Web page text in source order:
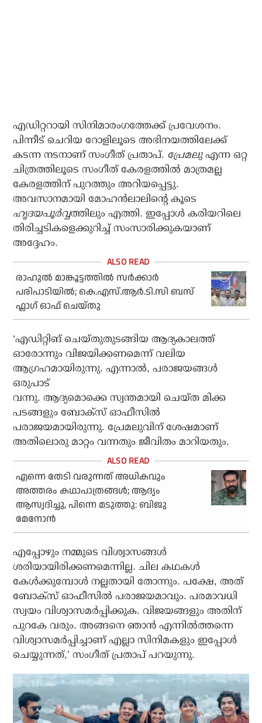
എഡിറ്ററായി സിനിമാരംഗത്തേക്ക് പ്രവേശനം.
പിന്നീട് ചെറിയ റോളിലൂടെ അഭിനയത്തിലേക്ക്
കടന്ന നടനാണ് സംഗീത് പ്രതാപ്. പ്രേമലുഎന്ന ഒറ്റ
ചിത്രത്തിലൂടെ സംഗീത് കേരളത്തിൽ മാത്രമല്ല
കേരളത്തിന് പുറത്തും അറിയപ്പെട്ടു.
അവസാനമായി മോഹൻലാലിന്റെ കൂടെ
ഹൃദയപൂർവ്വത്തിലും എത്തി. ഇപ്പോൾ കരിയറിലെ
തിരിച്ചടികളെക്കുറിച്ച് സംസാരിക്കുകയാണ്
അദ്ദേഹം.
രാഹുല്‍ മാങ്കൂട്ടത്തില്‍ സര്‍ക്കാര്‍
പരിപാടിയില്‍; കെ.എസ്.ആര്‍.ടി.സി ബസ്
ഫ്ലാഗ് ഓഫ് ചെയ്തു
‘എഡിറ്റിങ് ചെയ്തുതുടങ്ങിയ ആദ്യകാലത്ത്
ഓരോന്നും വിജയിക്കണമെന്ന് വലിയ
ആഗ്രഹമായിരുന്നു. എന്നാൽ, പരാജയങ്ങൾ
ഒരുപാട്
വന്നു. ആദ്യമൊക്കെ സ്വന്തമായി ചെയ്ത മിക്ക
പടങ്ങളും ബോക്സ് ഓഫീസിൽ
പരാജയമായിരുന്നു. പ്രേമലുവിന് ശേഷമാണ്
അതിലൊരു മാറ്റം വന്നതും ജീവിതം മാറിയതും.
എന്നെ തേടി വരുന്നത് അധികവും
അത്തരം കഥാപാത്രങ്ങൾ; ആദ്യം
ആസ്വദിച്ചു, പിന്നെ മടുത്തു: ബിജു
മേനോൻ
എപ്പോഴും നമ്മുടെ വിശ്വാസങ്ങൾ
ശരിയായിരിക്കണമെന്നില്ല. ചില കഥകൾ
കേൾക്കുമ്പോൾ നല്ലതായി തോന്നും. പക്ഷേ, അത്
ബോക്‌സ് ഓഫീസിൽ പരാജയമാവും. പരമാവധി
സ്വയം വിശ്വാസമർപ്പിക്കുക. വിജയങ്ങളും അതിന്
പുറകേ വരും. അങ്ങനെ ഞാൻ എന്നിൽത്തന്നെ
വിശ്വാസമർപ്പിച്ചാണ് എല്ലാ സിനിമകളും ഇപ്പോൾ
ചെയ്യുന്നത്,’ സംഗീത് പ്രതാപ് പറയുന്നു.